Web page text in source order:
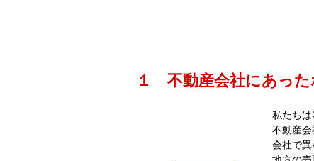
１ 不動産会社にあった
私たちは
不動産
会社で